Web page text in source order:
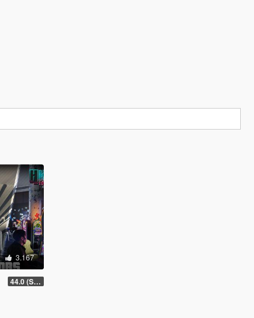
3.167
44.0 (Sniper Zoom Crash Fix)